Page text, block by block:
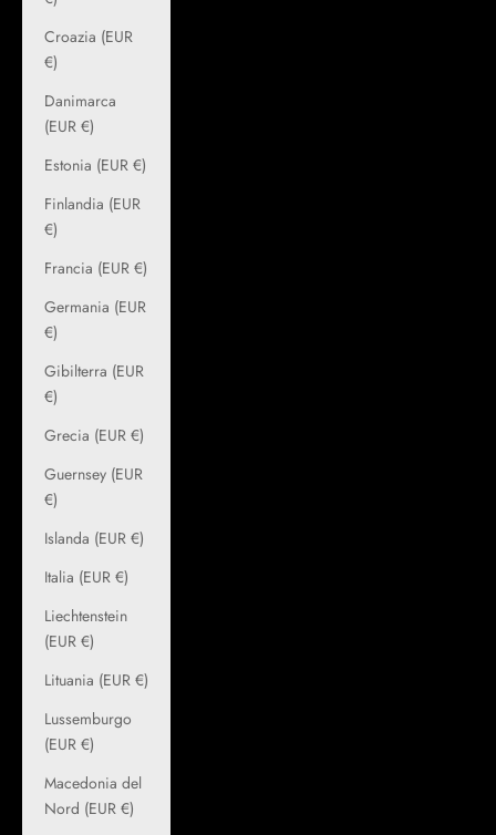
Croazia (EUR
€)
Danimarca
(EUR €)
Estonia (EUR €)
Finlandia (EUR
€)
Francia (EUR €)
Germania (EUR
€)
Gibilterra (EUR
€)
Grecia (EUR €)
Guernsey (EUR
€)
Islanda (EUR €)
Italia (EUR €)
Liechtenstein
(EUR €)
Lituania (EUR €)
Lussemburgo
(EUR €)
Macedonia del
Nord (EUR €)